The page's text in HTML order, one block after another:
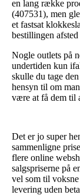
en lang række
(407531), men
et fastsat
bestillingen
Nogle outlets på
undertiden kun
skulle du tage
hensyn til om
være at få dem til
Det er jo super
sammenligne
flere online
salgspriserne på
vel som til
levering uden